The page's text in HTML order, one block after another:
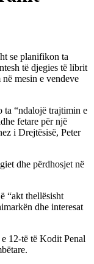
se planifikon ta
të djegies të librit
mesin e vendeve
ta “ndalojë trajtimin e
fetare për një
i Drejtësisë, Peter
dhe përdhosjet në
“akt thellësisht
dhe interesat
12-të të Kodit Penal